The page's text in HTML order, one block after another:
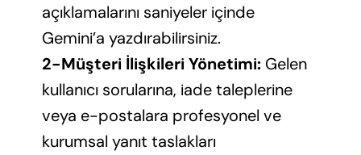
açıklamalarını saniyeler içinde
Gemini’a yazdırabilirsiniz.
2-Müşteri İlişkileri Yönetimi:Gelen
kullanıcı sorularına, iade taleplerine
veya e-postalara profesyonel ve
kurumsal yanıt taslakları